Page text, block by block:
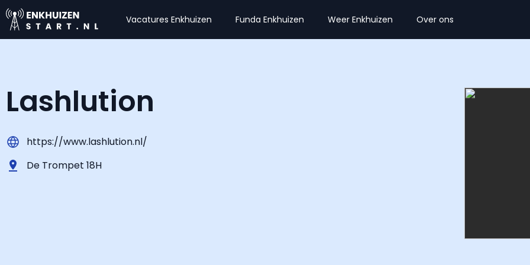
Vacatures Enkhuizen Funda Enkhuizen Weer Enkhuizen Over ons
Lashlution
https://www.lashlution.nl/
De Trompet 18H